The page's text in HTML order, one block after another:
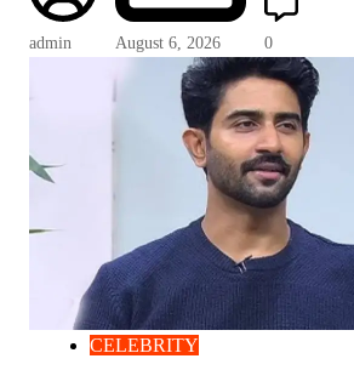
admin August 6, 2026 0
CELEBRITY